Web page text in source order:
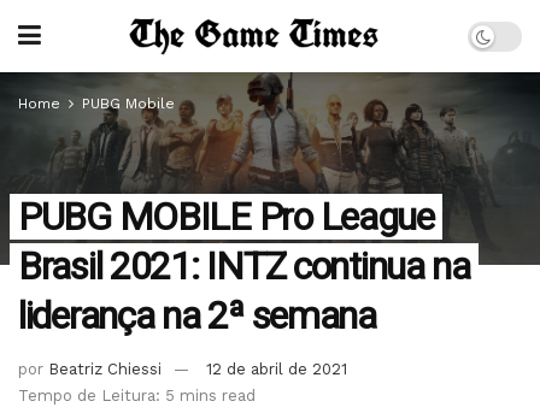
Home PUBG Mobile
PUBG MOBILE Pro League
Brasil 2021: INTZ continua na
liderança na 2ª semana
por Beatriz Chiessi
12 de abril de 2021
Tempo de Leitura: 5 mins read